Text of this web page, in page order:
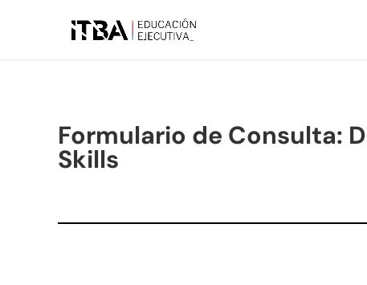
Formulario de Consulta:
Skills